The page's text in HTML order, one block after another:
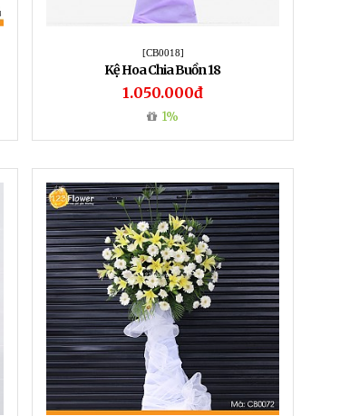
[CB0018]
Kệ Hoa Chia Buồn 18
1.050.000đ
1%